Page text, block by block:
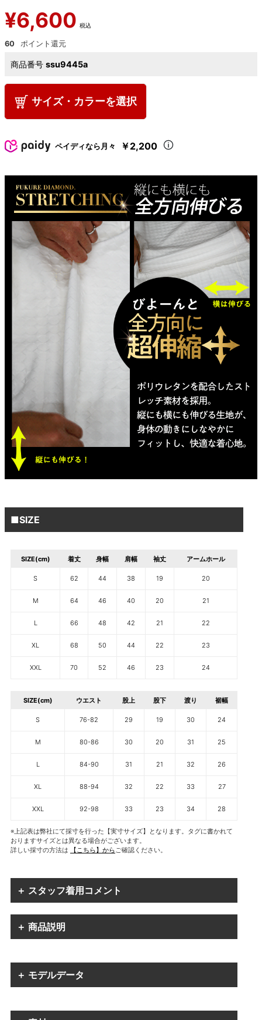
¥6,600 税込
60
商品番号 ssu9445a
サイズ・カラーを選択
ペイディなら月々 ￥2,200
■SIZE
SIZE(cm) 着丈 身幅 肩幅 袖丈 アームホール
S 62 44 38 19 20
M 64 46 40 20 21
L 66 48 42 21 22
XL 68 50 44 22 23
XXL 70 52 46 23 24
SIZE(cm) ウエスト 股上 股下 渡り 裾幅
S 76-82 29 19 30 24
M 80-86 30 20 31 25
L 84-90 31 21 32 26
XL 88-94 32 22 33 27
XXL 92-98 33 23 34 28
※上記表は弊社にて採寸を行った【実寸サイズ】となります。タグに書かれて
おりますサイズとは異なる場合がございます。
詳しい採寸の方法は
【こちら】からご確認ください。
＋ スタッフ着用コメント
＋ 商品説明
＋ モデルデータ